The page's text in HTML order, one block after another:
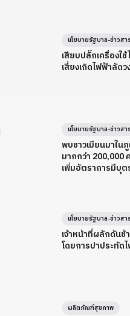
เสียบปลั๊กเครื่องใช้
เสี่ยงเกิดไฟฟ้าลัดว
นโยบายรัฐบาล-ข่าวสา
พบชาวเมียนมาใน
มากกว่า 200,000
เพิ่มอัตราการมีบุต
นโยบายรัฐบาล-ข่าวสา
เจ้าหน้าที่ผลักดันช้า
โดยการปาประทัด
นโยบายรัฐบาล-ข่าวสา
ผลิตภัณฑ์สุขภาพ